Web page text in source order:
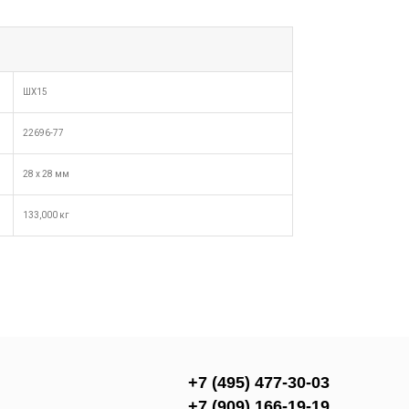
ШХ15
22696-77
28 х 28 мм
133,000 кг
+7 (495) 477-30-03